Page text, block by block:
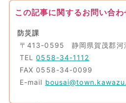
この記事に関するお問い合わ
防災課
〒413-0595 静岡県賀茂郡河
TEL0558-34-1112
FAX 0558-34-0099
E-mail